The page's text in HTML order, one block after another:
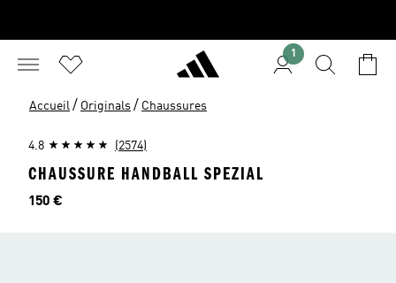
1
Accueil / Originals / Chaussures
4.8 (2574)
CHAUSSURE HANDBALL SPEZIAL
Prix
150 €